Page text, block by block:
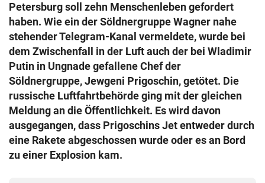
Petersburg soll zehn Menschenleben gefordert
haben. Wie ein der Söldnergruppe Wagner nahe
stehender Telegram-Kanal vermeldete, wurde bei
dem Zwischenfall in der Luft auch der bei Wladimir
Putin in Ungnade gefallene Chef der
Söldnergruppe, Jewgeni Prigoschin, getötet. Die
russische Luftfahrtbehörde ging mit der gleichen
Meldung an die Öffentlichkeit. Es wird davon
ausgegangen, dass Prigoschins Jet entweder durch
eine Rakete abgeschossen wurde oder es an Bord
zu einer Explosion kam.